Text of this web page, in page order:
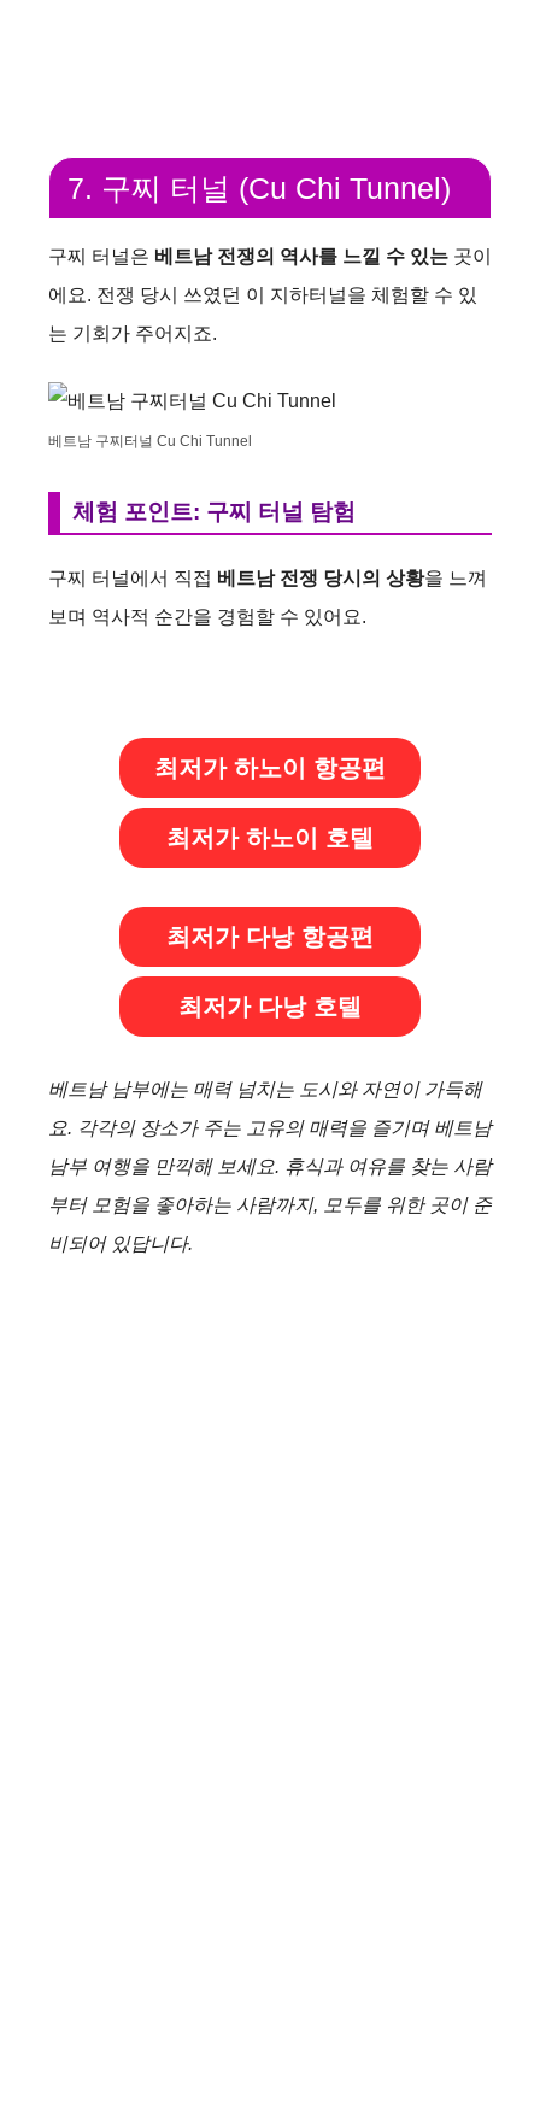
7. 구찌 터널 (Cu Chi Tunnel)
구찌 터널은 베트남 전쟁의 역사를 느낄 수 있는 곳이
에요. 전쟁 당시 쓰였던 이 지하터널을 체험할 수 있
는 기회가 주어지죠.
베트남 구찌터널 Cu Chi Tunnel
체험 포인트: 구찌 터널 탐험
구찌 터널에서 직접 베트남 전쟁 당시의 상황을 느껴
보며 역사적 순간을 경험할 수 있어요.
최저가 하노이 항공편
최저가 하노이 호텔
최저가 다낭 항공편
최저가 다낭 호텔
베트남 남부에는 매력 넘치는 도시와 자연이 가득해
요. 각각의 장소가 주는 고유의 매력을 즐기며 베트남
남부 여행을 만끽해 보세요. 휴식과 여유를 찾는 사람
부터 모험을 좋아하는 사람까지, 모두를 위한 곳이 준
비되어 있답니다.